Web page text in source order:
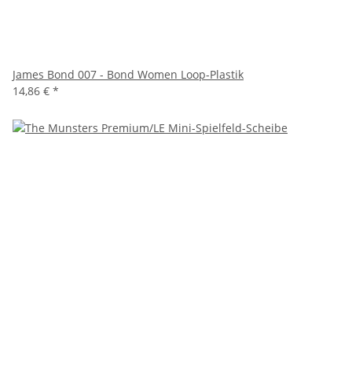
James Bond 007 - Bond Women Loop-Plastik
14,86 € *